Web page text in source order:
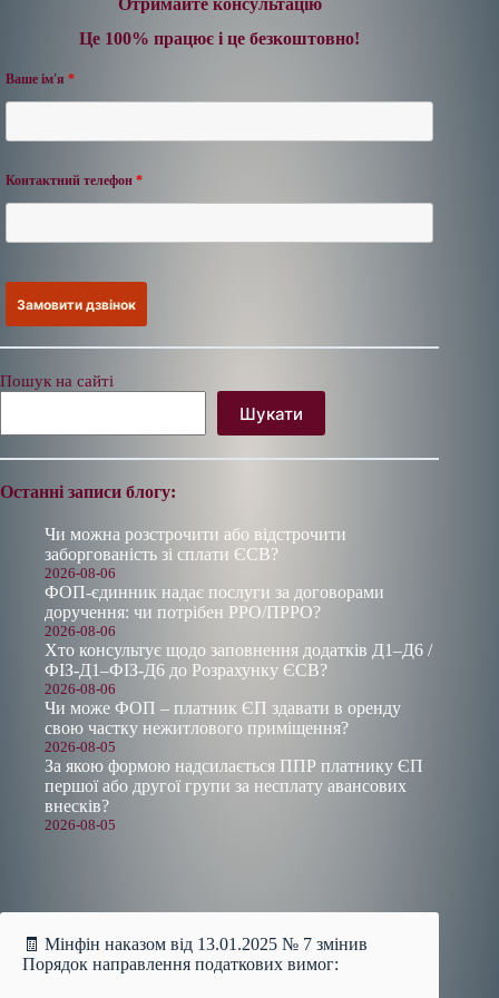
🧾 Мінфін наказом від 13.01.2025 № 7 змінив
Порядок направлення податкових вимог:
Це 100% працює і це безкоштовно!
Ваше ім'я *
Контактний телефон *
Пошук на сайті
Шукати
Останні записи блогу:
Чи можна розстрочити або відстрочити
заборгованість зі сплати ЄСВ?
2026-08-06
ФОП-єдинник надає послуги за договорами
доручення: чи потрібен РРО/ПРРО?
2026-08-06
Хто консультує щодо заповнення додатків Д1–Д6 /
ФІЗ-Д1–ФІЗ-Д6 до Розрахунку ЄСВ?
2026-08-06
Чи може ФОП – платник ЄП здавати в оренду
свою частку нежитлового приміщення?
2026-08-05
За якою формою надсилається ППР платнику ЄП
першої або другої групи за несплату авансових
внесків?
2026-08-05